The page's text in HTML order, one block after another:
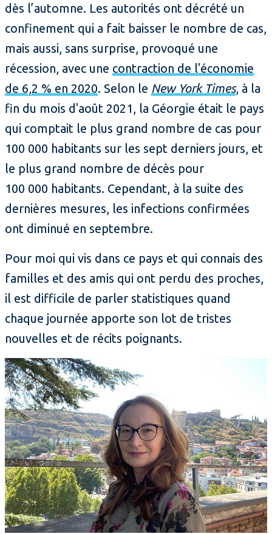
dès l’automne. Les autorités ont décrété un
confinement qui a fait baisser le nombre de cas,
mais aussi, sans surprise, provoqué une
récession, avec une contraction de l'économie
de 6,2 % en 2020. Selon le New York Times, à la
fin du mois d'août 2021, la Géorgie était le pays
qui comptait le plus grand nombre de cas pour
100 000 habitants sur les sept derniers jours, et
le plus grand nombre de décès pour
100 000 habitants. Cependant, à la suite des
dernières mesures, les infections confirmées
ont diminué en septembre.
Pour moi qui vis dans ce pays et qui connais des
familles et des amis qui ont perdu des proches,
il est difficile de parler statistiques quand
chaque journée apporte son lot de tristes
nouvelles et de récits poignants.